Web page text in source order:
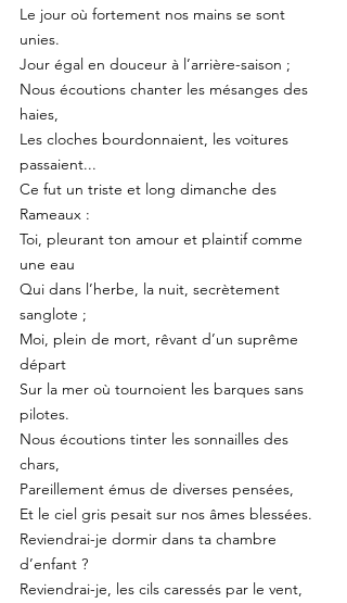
Le jour où fortement nos mains se sont
unies.
Jour égal en douceur à l’arrière-saison ;
Nous écoutions chanter les mésanges des
haies,
Les cloches bourdonnaient, les voitures
passaient...
Ce fut un triste et long dimanche des
Rameaux :
Toi, pleurant ton amour et plaintif comme
une eau
Qui dans l’herbe, la nuit, secrètement
sanglote ;
Moi, plein de mort, rêvant d’un suprême
départ
Sur la mer où tournoient les barques sans
pilotes.
Nous écoutions tinter les sonnailles des
chars,
Pareillement émus de diverses pensées,
Et le ciel gris pesait sur nos âmes blessées.
Reviendrai-je dormir dans ta chambre
d’enfant ?
Reviendrai-je, les cils caressés par le vent,